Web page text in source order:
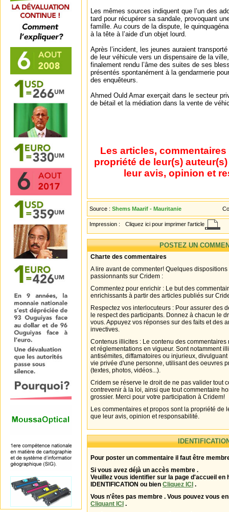
Les mêmes sources indiquent que l’un des
tard pour récupérer sa sandale, provoquant
famille. Au cours de la dispute, le
à la tête à l’aide d’un objet lourd.
Après l’incident, les jeunes auraient
de leur véhicule vers un dispensaire de la
finalement rendu l’âme des suites de ses
présentés spontanément à la gendarmerie
des enquêteurs.
Ahmed Ould Amar exerçait dans le secteur
de bétail et la médiation dans la vente de
Les articles,
propriété de leur(s)
leur avis, opinion et
Source : Shems Maarif - Mauritanie
Impression : Cliquez ici pour imprimer l'article
POSTEZ UN
Charte des commentaires
A lire avant de commenter! Quelques
passionnants sur Cridem :
Commentez pour enrichir : Le but des
enrichissants à partir des articles publiés sur
Respectez vos interlocuteurs : Pour assurer des
le respect des participants. Donnez à chacun le
vous. Appuyez vos réponses sur des faits et des
invectives.
Contenus illicites : Le contenu des
et réglementations en vigueur. Sont notamment
antisémites, diffamatoires ou injurieux,
vie privée d'une personne, utilisant des oeuvres
(textes, photos, vidéos...).
Cridem se réserve le droit de ne pas valider tout
contrevenir à la loi, ainsi que tout commentaire
grossier. Merci pour votre participation à Cridem!
Les commentaires et propos sont la propriété de
que leur avis, opinion et responsabilité.
Pour poster un commentaire il faut être
Si vous avez déjà un accès membre .
Veuillez vous identifier sur la page d'accueil en
IDENTIFICATION ou bien Cliquez ICI .
Vous n'êtes pas membre . Vous pouvez vous
Cliquant ICI .